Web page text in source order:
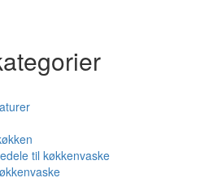
til køkkenvaske